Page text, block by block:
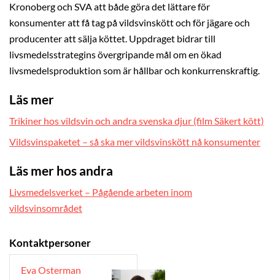
Kronoberg och SVA att både göra det lättare för
konsumenter att få tag på vildsvinskött och för jägare och
producenter att sälja köttet. Uppdraget bidrar till
livsmedelsstrategins övergripande mål om en ökad
livsmedelsproduktion som är hållbar och konkurrenskraftig.
Läs mer
Trikiner hos vildsvin och andra svenska djur (film Säkert kött)
Vildsvinspaketet – så ska mer vildsvinskött nå konsumenter
Läs mer hos andra
Livsmedelsverket – Pågående arbeten inom
vildsvinsområdet
Kontaktpersoner
Eva Osterman